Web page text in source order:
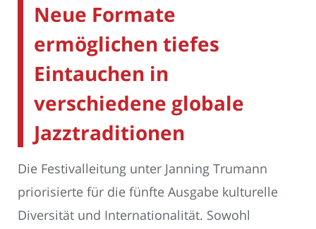
Neue Formate
ermöglichen tiefes
Eintauchen in
verschiedene globale
Jazztraditionen
Die Festivalleitung unter Janning Trumann
priorisierte für die fünfte Ausgabe kulturelle
Diversität und Internationalität. Sowohl